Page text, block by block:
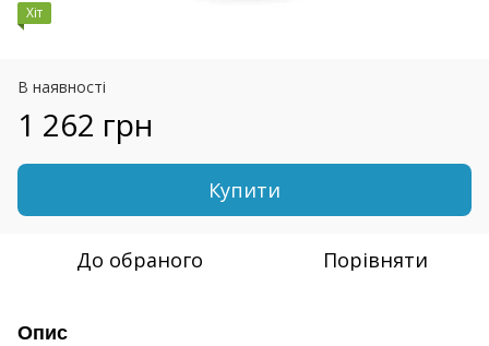
Хіт
В наявності
1 262 грн
Купити
До обраного Порівняти
Опис